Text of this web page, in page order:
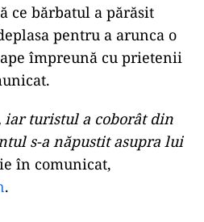
ce bărbatul a părăsit
pentru a arunca o
împreună cu prietenii
iar turistul a coborât din
s-a năpustit asupra lui
în comunicat,
.